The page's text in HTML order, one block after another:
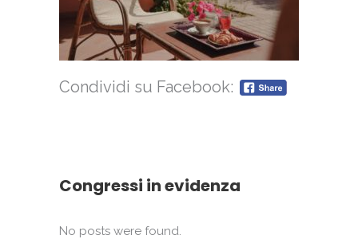
Condividi su Facebook:
Congressi in evidenza
No posts were found.